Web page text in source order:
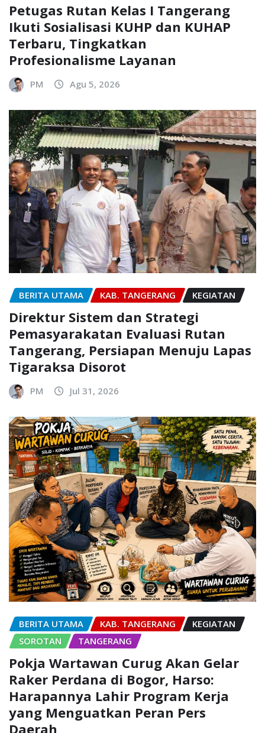
Petugas Rutan Kelas I Tangerang
Ikuti Sosialisasi KUHP dan KUHAP
Terbaru, Tingkatkan
Profesionalisme Layanan
PM Agu 5, 2026
BERITA UTAMA KAB. TANGERANG KEGIATAN
Direktur Sistem dan Strategi
Pemasyarakatan Evaluasi Rutan
Tangerang, Persiapan Menuju Lapas
Tigaraksa Disorot
PM Jul 31, 2026
BERITA UTAMA KAB. TANGERANG
KEGIATAN
SOROTAN
TANGERANG
Pokja Wartawan Curug Akan Gelar
Raker Perdana di Bogor, Harso:
Harapannya Lahir Program Kerja
yang Menguatkan Peran Pers
Daerah